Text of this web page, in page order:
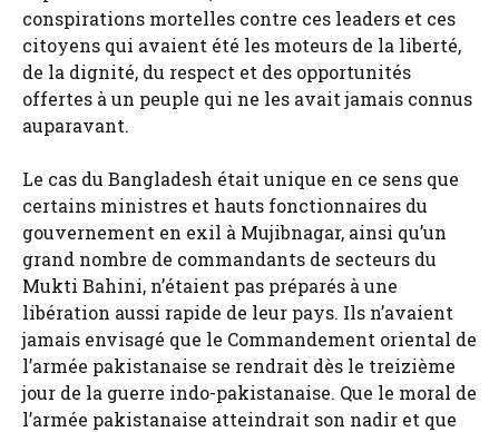
conspirations mortelles contre ces leaders et ces
citoyens qui avaient été les moteurs de la liberté,
de la dignité, du respect et des opportunités
offertes à un peuple qui ne les avait jamais connus
auparavant.
Le cas du Bangladesh était unique en ce sens que
certains ministres et hauts fonctionnaires du
gouvernement en exil à Mujibnagar, ainsi qu’un
grand nombre de commandants de secteurs du
Mukti Bahini, n’étaient pas préparés à une
libération aussi rapide de leur pays. Ils n’avaient
jamais envisagé que le Commandement oriental de
l’armée pakistanaise se rendrait dès le treizième
jour de la guerre indo-pakistanaise. Que le moral de
l’armée pakistanaise atteindrait son nadir et que